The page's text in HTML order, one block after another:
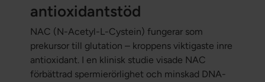
antioxidantstöd
NAC (N-Acetyl-L-Cystein) fungerar som
prekursor till glutation – kroppens viktigaste inre
antioxidant. I en klinisk studie visade NAC
förbättrad spermierörlighet och minskad DNA-